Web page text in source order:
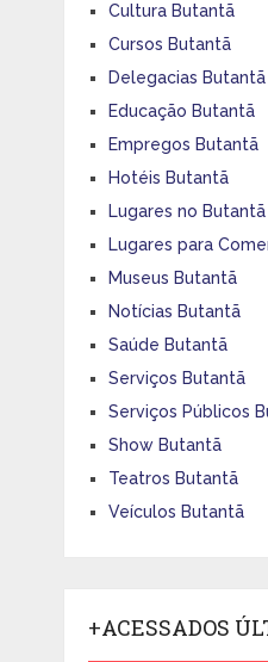
Cultura Butantã
Cursos Butantã
Delegacias Butantã
Educação Butantã
Empregos Butantã
Hotéis Butantã
Lugares no Butantã
Lugares para
Museus Butantã
Notícias Butantã
Saúde Butantã
Serviços Butantã
Serviços Públicos
Show Butantã
Teatros Butantã
Veículos Butantã
+ACESSADOS